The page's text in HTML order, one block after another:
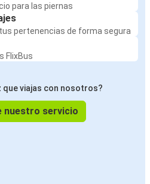
para las piernas
pertenencias de forma segura
FlixBus
que viajas con nosotros?
nuestro servicio